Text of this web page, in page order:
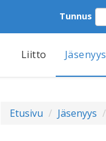
Tunnus
Liitto Jäsenyys
Etusivu Jäsenyys